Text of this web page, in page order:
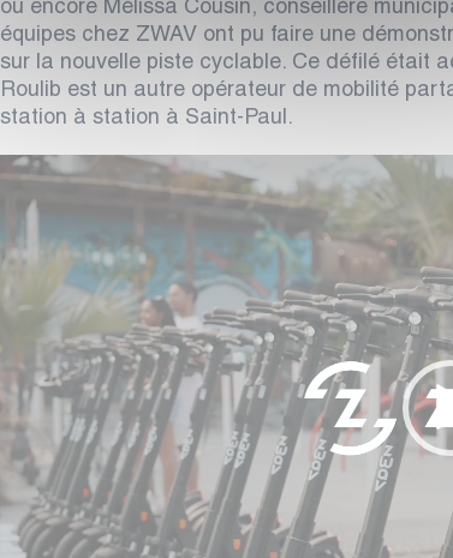
ou encore Mélissa Cousin, conseillère
équipes chez ZWAV ont pu faire une
sur la nouvelle piste cyclable. Ce défilé était
Roulib est un autre opérateur de mobilité
station à station à Saint-Paul.
Lecteur